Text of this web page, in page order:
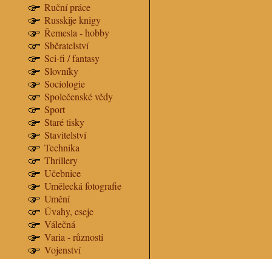
Ruční práce
Russkije knigy
Řemesla - hobby
Sběratelství
Sci-fi / fantasy
Slovníky
Sociologie
Společenské vědy
Sport
Staré tisky
Stavitelství
Technika
Thrillery
Učebnice
Umělecká fotografie
Umění
Úvahy, eseje
Válečná
Varia - různosti
Vojenství